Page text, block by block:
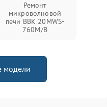
Ремонт
микроволновой
печи BBK 20MWS-
760M/B
модели